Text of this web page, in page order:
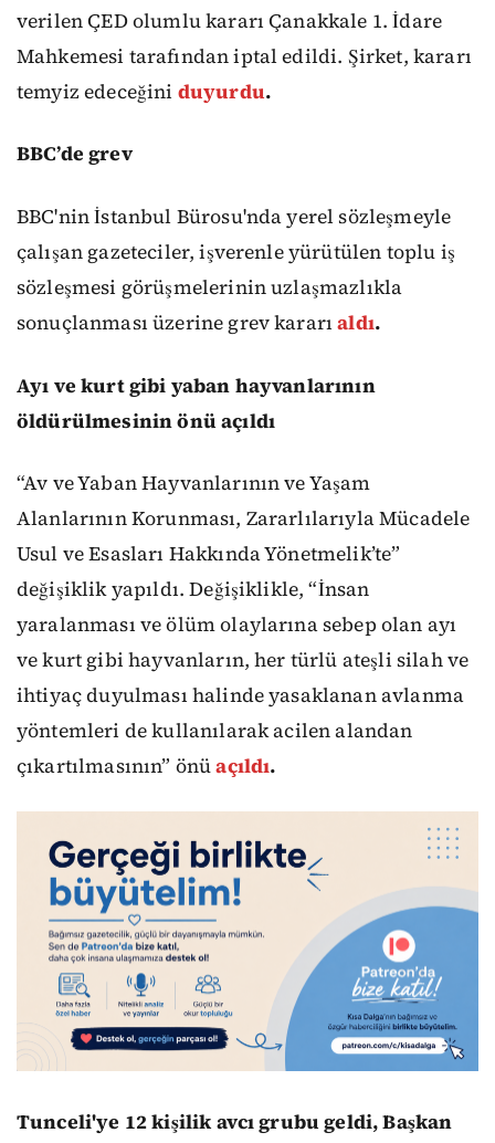
verilen ÇED olumlu kararı Çanakkale 1. İdare
Mahkemesi tarafından iptal edildi. Şirket, kararı
temyiz edeceğini duyurdu.
BBC’de grev
BBC'nin İstanbul Bürosu'nda yerel sözleşmeyle
çalışan gazeteciler, işverenle yürütülen toplu iş
sözleşmesi görüşmelerinin uzlaşmazlıkla
sonuçlanması üzerine grev kararı aldı.
Ayı ve kurt gibi yaban hayvanlarının
öldürülmesinin önü açıldı
“Av ve Yaban Hayvanlarının ve Yaşam
Alanlarının Korunması, Zararlılarıyla Mücadele
Usul ve Esasları Hakkında Yönetmelik’te”
değişiklik yapıldı. Değişiklikle, “İnsan
yaralanması ve ölüm olaylarına sebep olan ayı
ve kurt gibi hayvanların, her türlü ateşli silah ve
ihtiyaç duyulması halinde yasaklanan avlanma
yöntemleri de kullanılarak acilen alandan
çıkartılmasının” önüaçıldı.
Tunceli'ye 12 kişilik avcı grubu geldi, Başkan